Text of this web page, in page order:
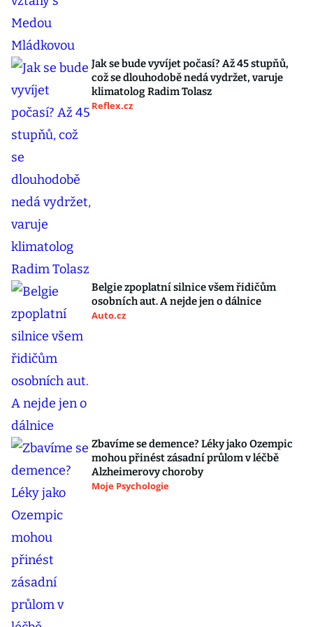
Jak se bude vyvíjet počasí? Až 45 stupňů,
což se dlouhodobě nedá vydržet, varuje
klimatolog Radim Tolasz
Reflex.cz
Belgie zpoplatní silnice všem řidičům
osobních aut. A nejde jen o dálnice
Auto.cz
Zbavíme se demence? Léky jako Ozempic
mohou přinést zásadní průlom v léčbě
Alzheimerovy choroby
Moje Psychologie